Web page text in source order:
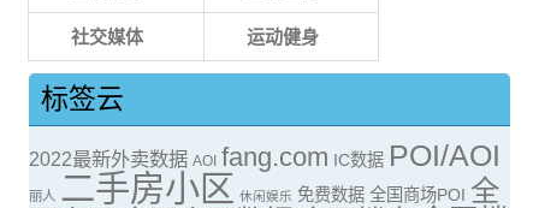
社交媒体 运动健身
标签云
2022最新外卖数据 AOI fang.com IC数据 POI/AOI
丽人 二手房小区 休闲娱乐 免费数据 全国商场POI 全